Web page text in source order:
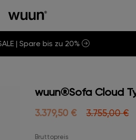
| Spare bis zu 20%
wuun®Sofa Cloud
3.379,50 € 3.755,00 €
Bruttopreis